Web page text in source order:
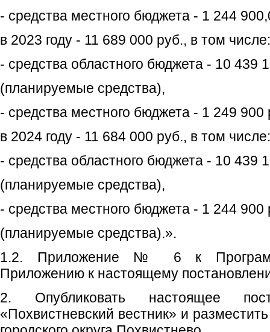
- средства местного бюджета - 1 244
в 2023 году - 11 689 000 руб., в том числе:
- средства областного бюджета - 10 439
(планируемые средства),
- средства местного бюджета - 1 249 900
в 2024 году - 11 684 000 руб., в том числе:
- средства областного бюджета - 10 439
(планируемые средства),
- средства местного бюджета - 1 244 900
(планируемые средства).».
1.2. Приложение № 6 к
Приложению к настоящему
2. Опубликовать настоящее
«Похвистневский вестник» и